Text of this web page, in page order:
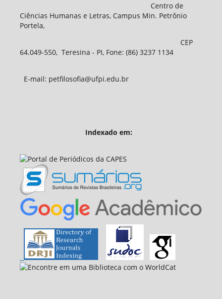
Centro de
Ciências Humanas e Letras, Campus Min. Petrônio
Portela,
CEP
64.049-550, Teresina - PI, Fone: (86) 3237 1134
E-mail: petfilosofia@ufpi.edu.br
Indexado em: